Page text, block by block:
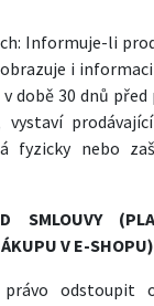
Informuje-li
i
době 30 dnů
fyzicky nebo
SMLOUVY
V E-SHOPU)
odstoupit